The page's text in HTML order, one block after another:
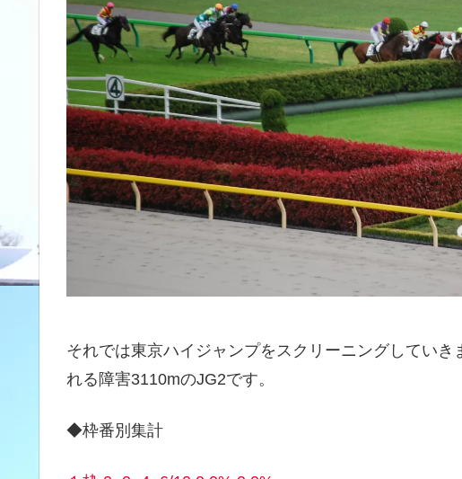
それでは東京ハイジャンプをスクリーニングしてい
れる障害3110mのJG2です。
◆枠番別集計